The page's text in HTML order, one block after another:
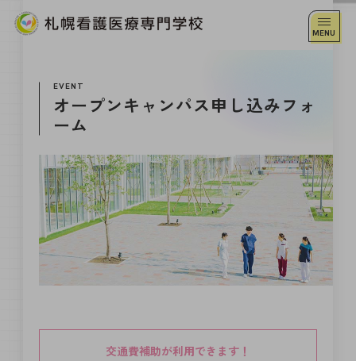
EVENT
オープンキャンパス申し込みフォ
ーム
交通費補助が利用できます！